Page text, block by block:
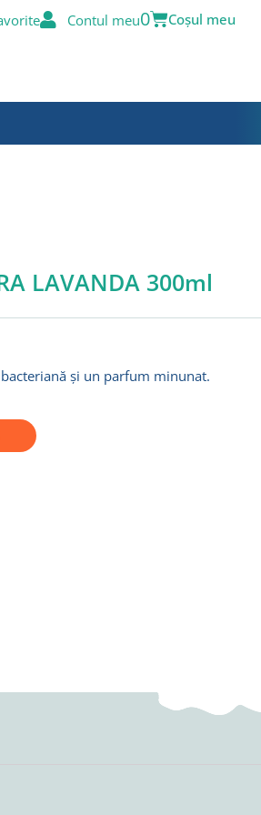
Contul meu0
Cart
LAVANDA 300ml
și un parfum minunat.